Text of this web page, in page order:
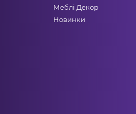
Меблі Декор
Новинки